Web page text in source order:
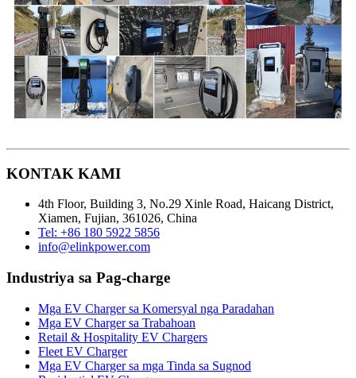
KONTAK KAMI
4th Floor, Building 3, No.29 Xinle Road, Haicang District,
Xiamen, Fujian, 361026, China
Tel: +86 180 5922 5856
info@elinkpower.com
Industriya sa Pag-charge
Mga EV Charger sa Komersyal nga Paradahan
Mga EV Charger sa Trabahoan
Retail & Hospitality EV Chargers
Fleet EV Charger
Mga EV Charger sa mga Tinda sa Sugnod